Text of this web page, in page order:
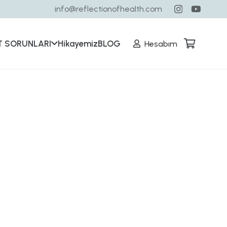
info@reflectionofhealth.com
SORUNLARI HikayemizBLOG Hesabım